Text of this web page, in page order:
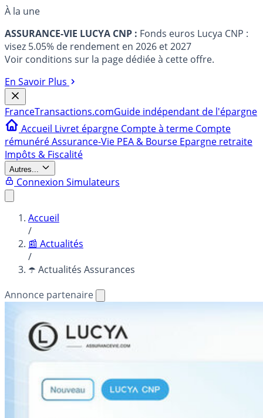
À la une
ASSURANCE-VIE LUCYA CNP : Fonds euros Lucya CNP :
visez 5.05% de rendement en 2026 et 2027
Voir conditions sur la page dédiée à cette offre.
En Savoir Plus
FranceTransactions.comGuide indépendant de l'épargne
Accueil Livret épargne Compte à terme Compte
rémunéréAssurance-Vie PEA & Bourse Epargne retraite
Impôts & Fiscalité
Autres...
Connexion Simulateurs
Accueil
/
📰 Actualités
/
☂️ Actualités Assurances
Annonce partenaire